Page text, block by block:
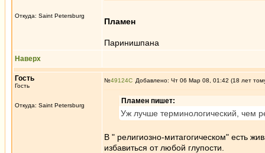
Откуда: Saint Petersburg
Пламен
Паринишпана
Наверх
Гость
Гость
Откуда: Saint Petersburg
№49124 Добавлено: Чт 06 Мар 08, 01:42 (18 лет
Пламен пишет:
Уж лучше терминологический, чем
В " религиозно-митагогическом" есть
избавиться от любой глупости.